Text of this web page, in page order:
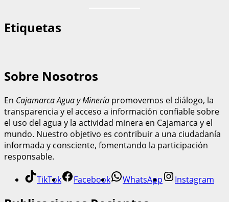
Etiquetas
Sobre Nosotros
En Cajamarca Agua y Minería promovemos el diálogo, la
transparencia y el acceso a información confiable sobre
el uso del agua y la actividad minera en Cajamarca y el
mundo. Nuestro objetivo es contribuir a una ciudadanía
informada y consciente, fomentando la participación
responsable.
TikTok Facebook WhatsApp Instagram